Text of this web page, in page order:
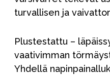
turvallisen ja
Plustestattu –
vaativimman
Yhdellä